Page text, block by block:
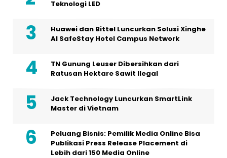
Teknologi LED
Huawei dan Bittel Luncurkan Solusi Xinghe
Al SafeStay Hotel Campus Network
TN Gunung Leuser Dibersihkan dari
Ratusan Hektare Sawit Ilegal
Jack Technology Luncurkan SmartLink
Master di Vietnam
Peluang Bisnis: Pemilik Media Online Bisa
Publikasi Press Release Placement di
Lebih dari 150 Media Online